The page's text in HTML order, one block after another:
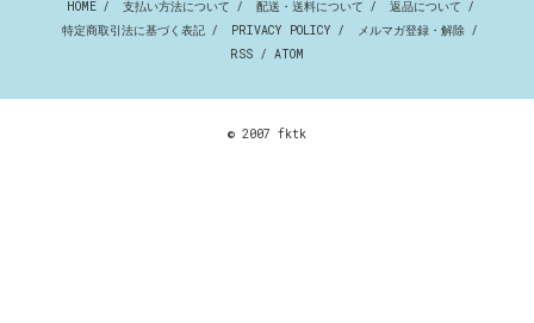
HOME / 支払い方法について / 配送・送料について / 返品について /
特定商取引法に基づく表記 / PRIVACY POLICY / メルマガ登録・解除 /
RSS / ATOM
© 2007 fktk